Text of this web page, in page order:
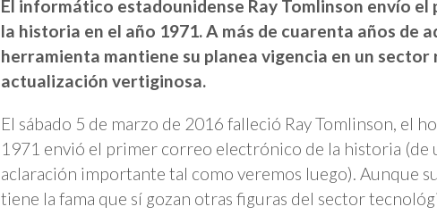
El informático estadounidense Ray Tomlinson envío el
la historia en el año 1971. A más de cuarenta años de
herramienta mantiene su planea vigencia en un sector
actualización vertiginosa.
El sábado 5 de marzo de 2016 falleció Ray Tomlinson, el
1971 envió el primer correo electrónico de la historia (de
aclaración importante tal como veremos luego). Aunque
tiene la fama que sí gozan otras figuras del sector